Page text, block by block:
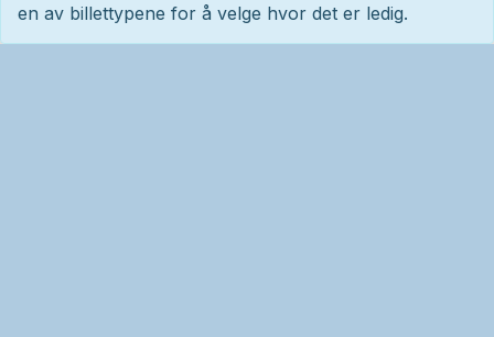
en av billettypene for å velge hvor det er ledig.